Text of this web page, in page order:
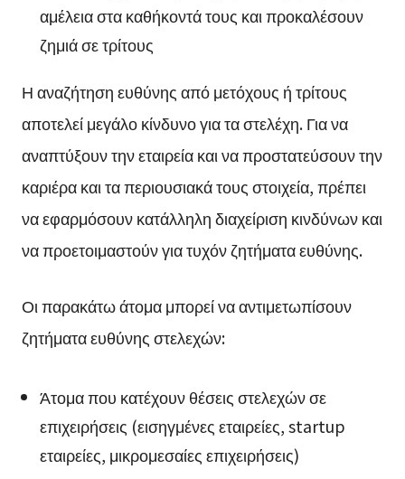
αμέλεια στα καθήκοντά τους και προκαλέσουν
ζημιά σε τρίτους
Η αναζήτηση ευθύνης από μετόχους ή τρίτους
αποτελεί μεγάλο κίνδυνο για τα στελέχη. Για να
αναπτύξουν την εταιρεία και να προστατεύσουν την
καριέρα και τα περιουσιακά τους στοιχεία, πρέπει
να εφαρμόσουν κατάλληλη διαχείριση κινδύνων και
να προετοιμαστούν για τυχόν ζητήματα ευθύνης.
Οι παρακάτω άτομα μπορεί να αντιμετωπίσουν
ζητήματα ευθύνης στελεχών:
Άτομα που κατέχουν θέσεις στελεχών σε
επιχειρήσεις (εισηγμένες εταιρείες, startup
εταιρείες, μικρομεσαίες επιχειρήσεις)